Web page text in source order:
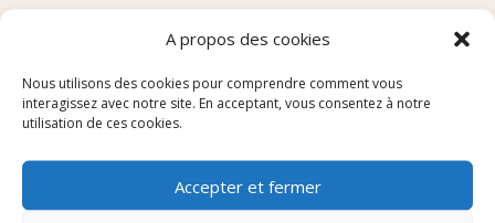
A propos des cookies
Nous utilisons des cookies pour comprendre comment vous
interagissez avec notre site. En acceptant, vous consentez à notre
utilisation de ces cookies.
Accepter et fermer
naturel et esthétique, car elles peuvent être fabriquées
pour imiter la couleur et la translucidité des dents
naturelles.